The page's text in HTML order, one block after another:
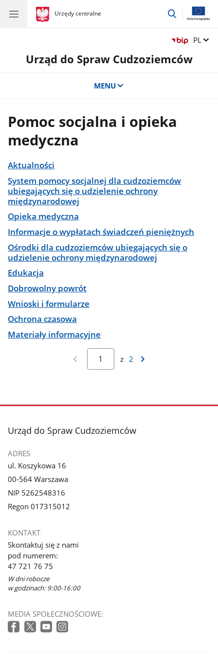
gov.pl
Urzędy centralne
gov.pl
Urzędy
przejdź
Zmień
PL
Urząd do Spraw Cudzoziemców
MENU
Pomoc socjalna i opieka
medyczna
Aktualności
System pomocy socjalnej dla cudzoziemców
ubiegających się o udzielenie ochrony
międzynarodowej
Opieka medyczna
Informacje o wypłatach świadczeń pieniężnych
Ośrodki dla cudzoziemców ubiegających się o
udzielenie ochrony międzynarodowej
Edukacja
Dobrowolny powrót
Wnioski i formularze
Ochrona czasowa
Materiały informacyjne
z 2
stopka
Urząd do Spraw Cudzoziemców
ADRES
ul. Koszykowa 16
00-564 Warszawa
NIP 5262548316
Regon 017315012
KONTAKT
Skontaktuj się z nami
pod numerem:
47 721 76 75
W dni robocze
w godzinach: 9:00-16:00
MEDIA SPOŁECZNOŚCIOWE: